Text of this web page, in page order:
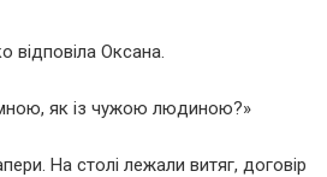
відповіла Оксана.
як із чужою людиною?»
На столі лежали витяг, договір